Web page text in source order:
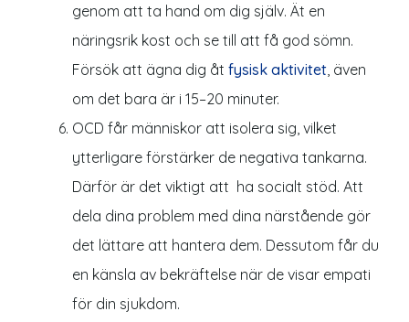
genom att ta hand om dig själv. Ät en
näringsrik kost och se till att få god sömn.
Försök att ägna dig åt fysisk aktivitet , även
om det bara är i 15–20 minuter.
OCD får människor att isolera sig, vilket
ytterligare förstärker de negativa tankarna.
Därför är det viktigt att ha socialt stöd. Att
dela dina problem med dina närstående gör
det lättare att hantera dem. Dessutom får du
en känsla av bekräftelse när de visar empati
för din sjukdom.